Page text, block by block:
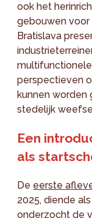
ook het
gebouwen voor
Bratislava
perspectieven
kunnen worden
stedelijk
Een
als
De eerste
2025, diende
onderzocht de